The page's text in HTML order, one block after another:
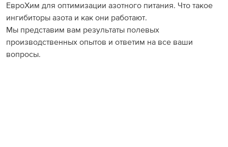
ЕвроХим для оптимизации азотного питания. Что такое
ингибиторы азота и как они работают.
Мы представим вам результаты полевых
производственных опытов и ответим на все ваши
вопросы.